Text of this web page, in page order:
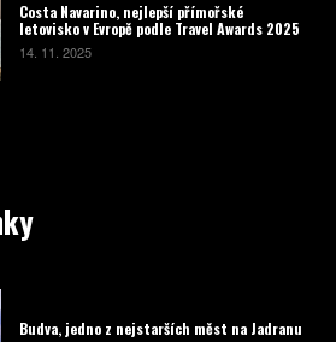
Costa Navarino, nejlepší přímořské
letovisko v Evropě podle Travel Awards 2025
14. 11. 2025
Budva, jedno z nejstarších měst na Jadranu